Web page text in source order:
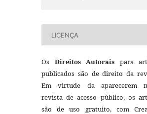
LICENÇA
Os Direitos Autorais para
publicados são de direito da
Em virtude da aparecerem
revista de acesso público, os
são de uso gratuito, com